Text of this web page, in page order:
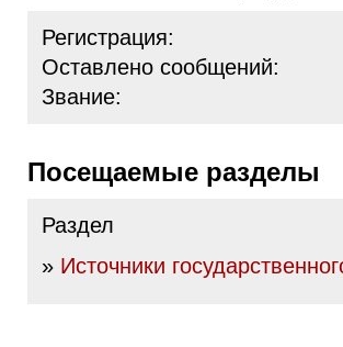
Регистрация:
Оставлено сообщений:
Звание:
Посещаемые разделы
Раздел
» Источники